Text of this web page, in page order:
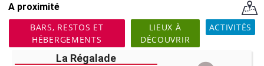
A proximité
BARS, RESTOS ET
HÉBERGEMENTS
LIEUX À
DÉCOUVRIR
ACTIVITÉS
La Régalade